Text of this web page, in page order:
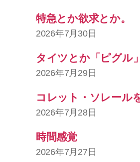
特急とか欲求とか。
2026年7月30日
タイツとか「ピグル
2026年7月29日
コレット・ソレール
2026年7月28日
時間感覚
2026年7月27日